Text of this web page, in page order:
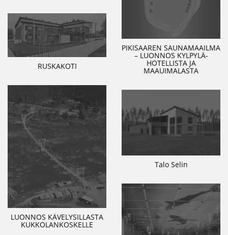
PIKISAAREN SAUNAMAAILMA
– LUONNOS KYLPYLÄ-
HOTELLISTA JA
MAAUIMALASTA
RUSKAKOTI
LUONNOS KÄVELYSILLASTA
KUKKOLANKOSKELLE
Talo Selin